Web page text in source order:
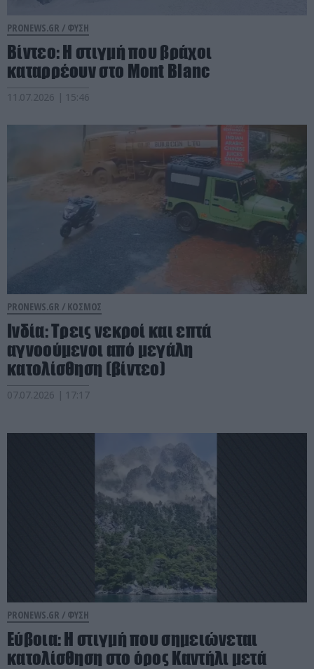
PRONEWS.GR / ΦΥΣΗ
Βίντεο: Η στιγμή που βράχοι
καταρρέουν στο Mont Blanc
11.07.2026 | 15:46
PRONEWS.GR / ΚΟΣΜΟΣ
Ινδία: Τρεις νεκροί και επτά
αγνοούμενοι από μεγάλη
κατολίσθηση (βίντεο)
07.07.2026 | 17:17
PRONEWS.GR / ΦΥΣΗ
Εύβοια: Η στιγμή που σημειώνεται
κατολίσθηση στο όρος Καντήλι μετά